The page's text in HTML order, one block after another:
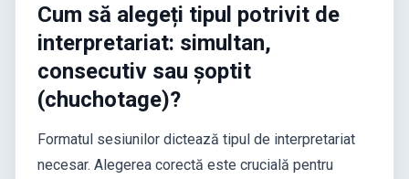
Cum să alegeți tipul potrivit de
interpretariat: simultan,
consecutiv sau șoptit
(chuchotage)?
Formatul sesiunilor dictează tipul de interpretariat
necesar. Alegerea corectă este crucială pentru